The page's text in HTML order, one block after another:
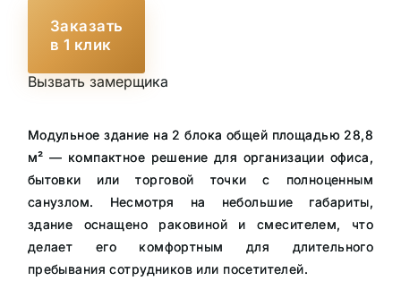
Заказать
в 1 клик
Вызвать замерщика
Модульное здание на 2 блока общей площадью 28,8
м² — компактное решение для организации офиса,
бытовки или торговой точки с полноценным
санузлом. Несмотря на небольшие габариты,
здание оснащено раковиной и смесителем, что
делает его комфортным для длительного
пребывания сотрудников или посетителей.